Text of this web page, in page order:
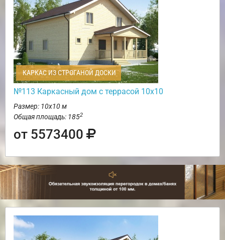
КАРКАС ИЗ СТРОГАНОЙ ДОСКИ
№113 Каркасный дом с террасой 10х10
Размер: 10х10 м
Общая площадь: 1852
от 5573400